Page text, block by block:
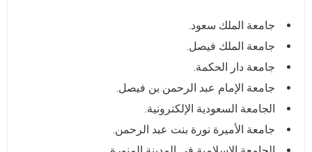
جامعة الملك سعود.
جامعة الملك فيصل.
جامعة دار الحكمة.
جامعة الإمام عبد الرحمن بن فيصل.
الجامعة السعودية الإلكترونية.
جامعة الأميرة نورة بنت عبد الرحمن.